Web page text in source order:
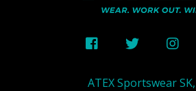
ATEX Sportswear